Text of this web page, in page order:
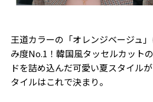
王道カラーの「オレンジベージュ
み度No.1！韓国風タッセルカット
ドを詰め込んだ可愛い夏スタイル
タイルはこれで決まり。